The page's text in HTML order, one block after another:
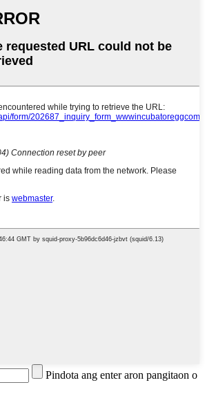
Pindota ang enter aron pangitaon o